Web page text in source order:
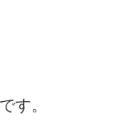
す。